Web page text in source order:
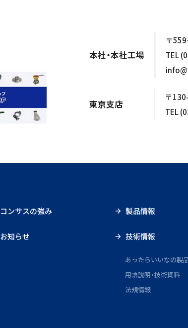
本社・本社工場
〒
TEL
東京支店
〒
TEL
コンサスの強み
お知らせ
製品情報
技術情報
あったらいいなの製
用語説明・技術資料
法規情報